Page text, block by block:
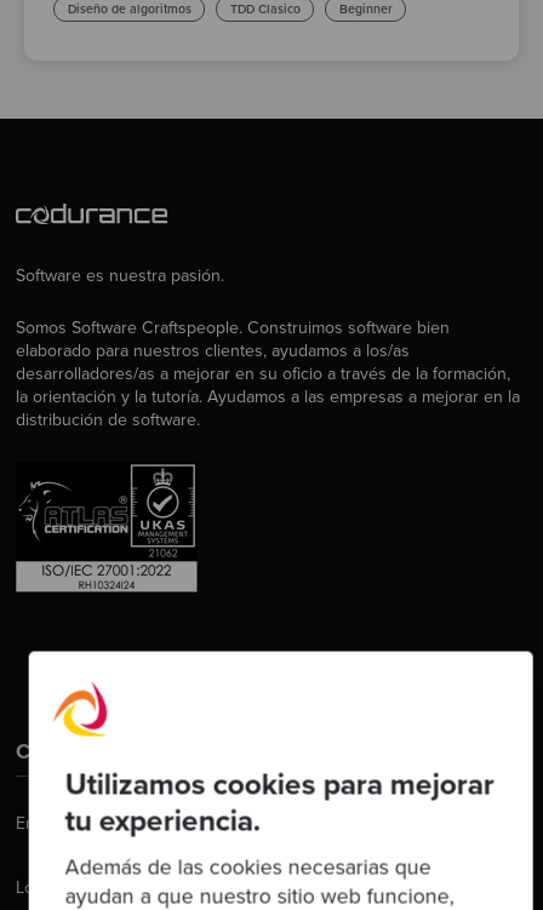
Utilizamos cookies para mejorar
tu experiencia.
Además de las cookies necesarias que
ayudan a que nuestro sitio web funcione,
Diseño de algoritmos TDD Clasico Beginner
Software es nuestra pasión.
Somos Software Craftspeople. Construimos software bien
elaborado para nuestros clientes, ayudamos a los/as
desarrolladores/as a mejorar en su oficio a través de la formación,
la orientación y la tutoría. Ayudamos a las empresas a mejorar en la
distribución de software.
Contáctanos
Email: hello@codurance.com
Londres